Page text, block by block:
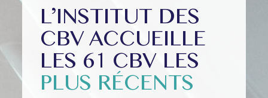
L’INSTITUT DES
CBV ACCUEILLE
LES 61 CBV LES
PLUS RÉCENTS